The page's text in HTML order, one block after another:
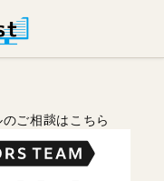
ご相談はこちら